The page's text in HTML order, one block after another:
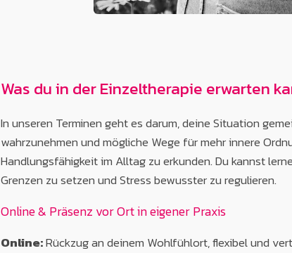
Was du in derEinzeltherapie erwarten
In unseren Terminen geht es darum, deine Situation
wahrzunehmen und mögliche Wege für mehr innere
Handlungsfähigkeit im Alltag zu erkunden. Du kannst
Grenzen zu setzen und Stress bewusster zu regulieren.
Online & Präsenz vor Ort in eigener Praxis
Online:Rückzug an deinem Wohlfühlort, flexibel und